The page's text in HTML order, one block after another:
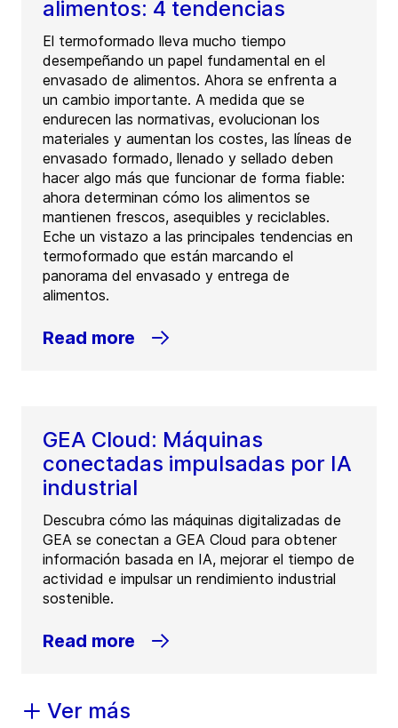
alimentos: 4 tendencias
El termoformado lleva mucho tiempo
desempeñando un papel fundamental en el
envasado de alimentos. Ahora se enfrenta a
un cambio importante. A medida que se
endurecen las normativas, evolucionan los
materiales y aumentan los costes, las líneas de
envasado formado, llenado y sellado deben
hacer algo más que funcionar de forma fiable:
ahora determinan cómo los alimentos se
mantienen frescos, asequibles y reciclables.
Eche un vistazo a las principales tendencias en
termoformado que están marcando el
panorama del envasado y entrega de
alimentos.
Read more
GEA Cloud: Máquinas
conectadas impulsadas por IA
industrial
Descubra cómo las máquinas digitalizadas de
GEA se conectan a GEA Cloud para obtener
información basada en IA, mejorar el tiempo de
actividad e impulsar un rendimiento industrial
sostenible.
Read more
Ver más